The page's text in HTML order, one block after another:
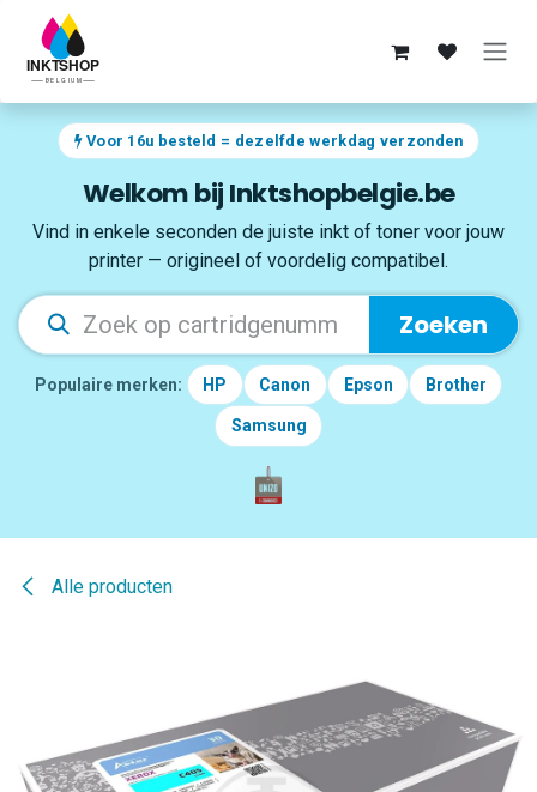
Overslaan naar inhoud
Voor 16u besteld = dezelfde werkdag verzonden
Welkom bij Inktshopbelgie.be
Vind in enkele seconden de juiste inkt of toner voor jouw
printer — origineel of voordelig compatibel.
Zoeken
Populaire merken: HP Canon Epson Brother
Samsung
Alle producten